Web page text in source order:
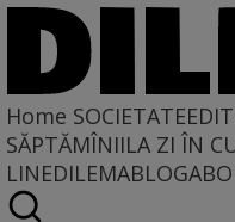
Home SOCIETATE
SĂPTĂMÎNIILA ZI ÎN
LINEDILEMABLOG